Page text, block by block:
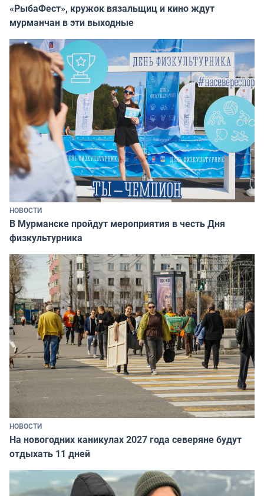
«РыбаФест», кружок вязальщиц и кино ждут
мурманчан в эти выходные
НОВОСТИ
В Мурманске пройдут мероприятия в честь Дня
физкультурника
НОВОСТИ
На новогодних каникулах 2027 года северяне будут
отдыхать 11 дней